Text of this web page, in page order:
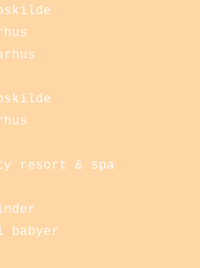
resort & spa
babyer